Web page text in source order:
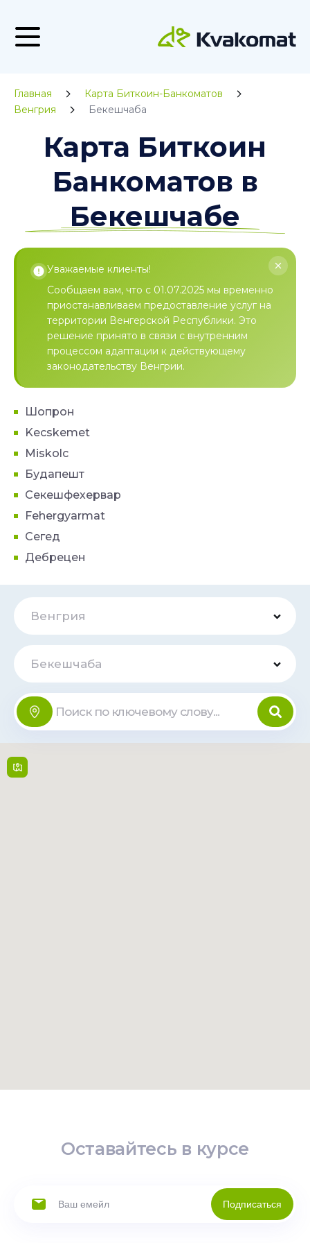
Главная
Карта Биткоин-Банкоматов
Венгрия
Бекешчаба
Карта Биткоин
Банкоматов в
Бекешчабе
Уважаемые клиенты!
Сообщаем вам, что с 01.07.2025 мы временно
приостанавливаем предоставление услуг на
территории Венгерской Республики. Это
решение принято в связи с внутренним
процессом адаптации к действующему
законодательству Венгрии.
Шопрон
Kecskemet
Miskolc
Будапешт
Секешфехервар
Fehergyarmat
Сегед
Дебрецен
Венгрия
Бекешчаба
Оставайтесь в курсе
Подписаться